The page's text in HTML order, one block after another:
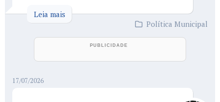
Leia mais
Política Municipal
17/07/2026